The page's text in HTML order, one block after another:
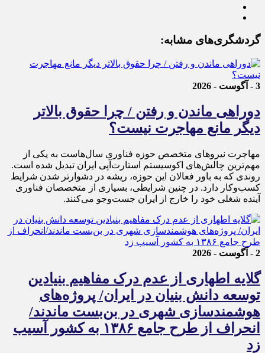
گردشگری‌های مشابه:
3 - آگوست - 2026
دوراهی ماندن و رفتن / چرا حقوق بالاتر
دیگر مانع مهاجرت نیست؟
مهاجرت نیروهای متخصص حوزه فناوری سال‌هاست به یکی از
مهم‌ترین چالش‌های اکوسیستم استارت‌آپی ایران تبدیل شده است.
روندی که به باور فعالان این حوزه، ریشه در دشوارتر شدن شرایط
کسب‌وکار دارد. در چنین شرایطی، بسیاری از متخصصان فناوری
آینده شغلی خود را خارج از ایران جست‌وجو می‌کنند.
2 - آگوست - 2026
گلایه اطهاری از عدم درک مفاهیم بنیادین
توسعه دانش بنیان در ایران/ پروژه‌های
هوشمندسازی شهری در بن‌بست ماندند/
انحراف از طرح جامع ۱۳۸۶ به کشور آسیب
زد